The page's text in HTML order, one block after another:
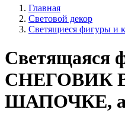
Главная
Световой декор
Светящиеся фигуры и
Светящаяся
СНЕГОВИК
ШАПОЧКЕ,